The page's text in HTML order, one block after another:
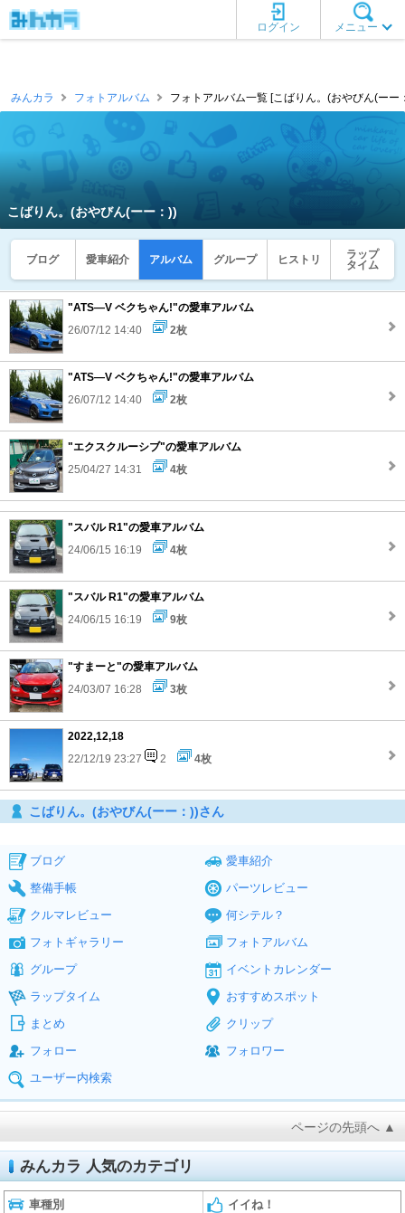
メニュー
ログイン
みんカラ フォトアルバム フォトアルバム一覧 [こばりん。(おやびん(ーー
こばりん。(おやびん(ーー：))
ブログ 愛車紹介 アルバム グループ ヒストリ
ラップ
タイム
"ATS―V ベクちゃん!"の愛車アルバム
26/07/12 14:40
2枚
"ATS―V ベクちゃん!"の愛車アルバム
26/07/12 14:40
2枚
"エクスクルーシブ"の愛車アルバム
25/04/27 14:31
4枚
"スバル R1"の愛車アルバム
24/06/15 16:19
4枚
"スバル R1"の愛車アルバム
24/06/15 16:19
9枚
"すまーと"の愛車アルバム
24/03/07 16:28
3枚
2022,12,18
22/12/19 23:27
2 4枚
こばりん。(おやびん(ーー：))さん
ブログ
愛車紹介
整備手帳
パーツレビュー
クルマレビュー
何シテル？
フォトギャラリー
フォトアルバム
グループ
イベントカレンダー
ラップタイム
おすすめスポット
まとめ
クリップ
フォロー
フォロワー
ユーザー内検索
ページの先頭へ ▲
みんカラ 人気のカテゴリ
車種別 イイね！